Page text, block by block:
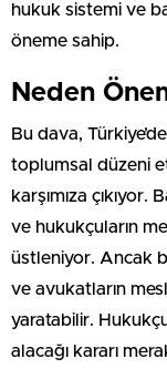
hukuk sistemi ve
öneme sahip.
Neden
Bu dava,
toplumsal düzeni
karşımıza
ve hukukçuların
üstleniyor. Ancak
ve avukatların
yaratabilir.
alacağı kararı